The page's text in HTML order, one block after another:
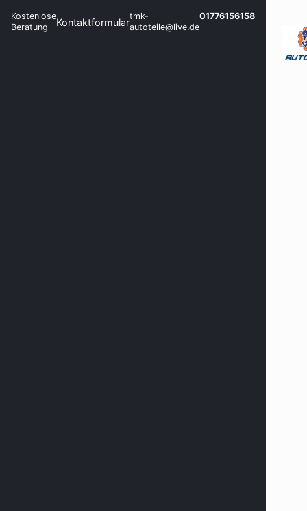
Kostenlose
Beratung
Kontaktformulartmk-
autoteile@live.de
01776156158